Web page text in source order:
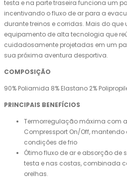
testa e na parte traseira funciona um
incentivando o fluxo de ar para a
durante treinos e corridas. Mais do que
equipamento de alta tecnologia que
cuidadosamente projetadas em um
sua próxima aventura desportiva.
COMPOSIÇÃO
90% Poliamida 8% Elastano 2%
PRINCIPAIS BENEFÍCIOS
Termorregulação máxima com
Compressport On/Off,
condições de frio
Ótimo fluxo de ar e absorção de
testa e nas costas, combinada
orelhas.